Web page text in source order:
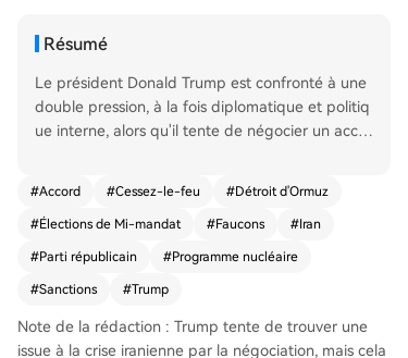
Résumé
Le président Donald Trump est confronté à une
double pression, à la fois diplomatique et politiq
ue interne, alors qu'il tente de négocier un accor
déblocage d'avoirs iraniens gelés en échange d
e discussions sur le programme nucléaire, suscite
une forte opposition au sein de son propre parti.
e les sénateurs Lindsey Graham et Ted Cruz criti
quent vivement ce qu'ils perçoivent comme des
concessions excessives, estimant qu'elles renforc
#Accord #Cessez-le-feu #Détroit d'Ormuz
#Élections de Mi-mandat #Faucons #Iran
#Parti républicain #Programme nucléaire
#Sanctions #Trump
Note de la rédaction : Trump tente de trouver une
issue à la crise iranienne par la négociation, mais cela